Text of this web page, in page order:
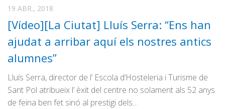
19 ABR., 2018
[Vídeo][La Ciutat] Lluís Serra: “Ens han
ajudat a arribar aquí els nostres antics
alumnes”
Lluís Serra, director de l’ Escola d’Hosteleria i Turisme de
Sant Pol atribueix l’ èxit del centre no solament als 52 anys
de feina ben fet sinó al prestigi dels…